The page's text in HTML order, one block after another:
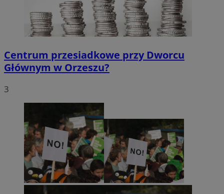
Centrum przesiadkowe przy Dworcu
Głównym w Orzeszu?
3